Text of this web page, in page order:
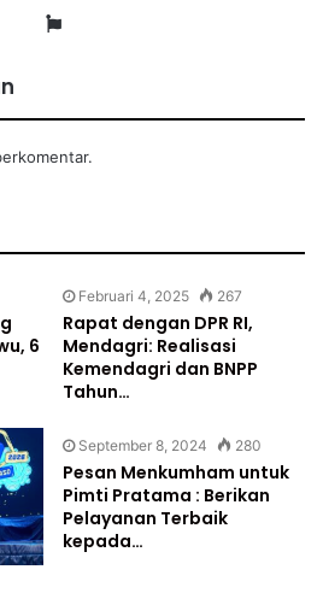
Website
6
Februari 4, 2025 267
Rapat dengan DPR RI,
Mendagri: Realisasi
Kemendagri dan BNPP
Tahun…
September 8, 2024 280
Pesan Menkumham untuk
Pimti Pratama : Berikan
Pelayanan Terbaik
kepada…